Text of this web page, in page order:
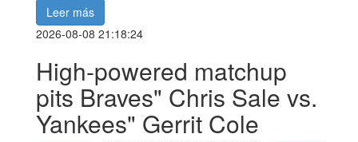
Leer más
2026-08-08 21:18:24
High-powered matchup
pits Braves" Chris Sale vs.
Yankees" Gerrit Cole